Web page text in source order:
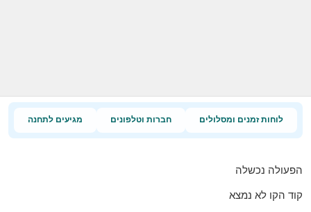
לוחות זמנים ומסלולים חברות וטלפונים מגיעים לתחנה
הפעולה נכשלה
קוד הקו לא נמצא